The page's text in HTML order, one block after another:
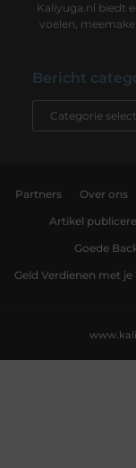
Kaliyuga.nl biedt
voelen,
Bericht
Partners Over ons
Artikel
Goede
Geld Verdienen met